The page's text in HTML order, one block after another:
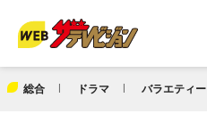
総合 ドラマ バラエティー